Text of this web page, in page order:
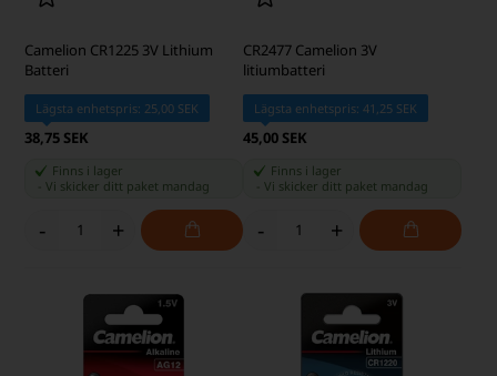
Camelion CR1225 3V Lithium
Batteri
Lägsta enhetspris: 25,00 SEK
38,75 SEK
Finns i lager
-Vi skicker ditt paket mandag
- +
CR2477 Camelion 3V
litiumbatteri
Lägsta enhetspris: 41,25 SEK
45,00 SEK
Finns i lager
Vi skicker ditt paket mandag
- +